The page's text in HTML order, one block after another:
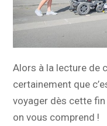
Alors à la lecture de
certainement que
voyager dès cette fin
on vous comprend !